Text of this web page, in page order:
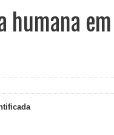
humana em